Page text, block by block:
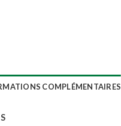
COMPLÉMENTAIRES